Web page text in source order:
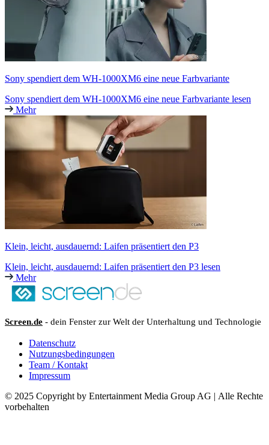
Sony spendiert dem WH-1000XM6 eine neue Farbvariante
Sony spendiert dem WH-1000XM6 eine neue Farbvariante lesen
Mehr
Klein, leicht, ausdauernd: Laifen präsentiert den P3
Klein, leicht, ausdauernd: Laifen präsentiert den P3 lesen
Mehr
Screen.de - dein Fenster zur Welt der Unterhaltung und Technologie
Datenschutz
Nutzungsbedingungen
Team / Kontakt
Impressum
© 2025 Copyright by Entertainment Media Group AG | Alle Rechte
vorbehalten